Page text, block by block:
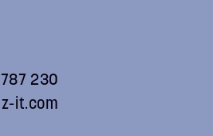
230
it.com